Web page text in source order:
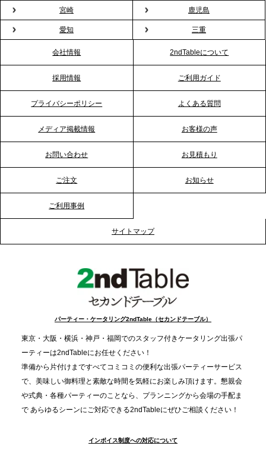
プレスリリースのご案内｜もう「義理チョコ」で悩
まない。職場のバレンタインをケータリングで“福利
厚生”化。採用にも効く新スタイルを提案
RKB毎日放送「RKB NEWS」で、2ndTable「恵方
巻きケータリング」が紹介されました
2026.1.20
ーションを活性化
2025.12.12
事提供を実施へ
TBS「Nスタ」で、2ndTable「1DISH」が紹介され
2025.11.21
プレスリリースのご案内｜忘年会は“移動時間ゼロ
分”の時代へ。法人注文が前年比5倍に伸びた「宅配
オードブル」が提案する、新しい乾杯文化
宮崎 鹿児島
愛知 三重
会社情報 2ndTableについて
採用情報 ご利用ガイド
プライバシーポリシー よくある質問
メディア掲載情報 お客様の声
お問い合わせ お見積もり
ご注文 お知らせ
ご利用事例
サイトマップ
パーティー・ケータリング2ndTable（セカンドテーブル）
東京・大阪・横浜・神戸・福岡でのスタッフ付きケータリング出張パ
ーティーは2ndTableにお任せください！
準備から片付けまですべてコミコミの便利な出張パーティーサービス
で、美味しい御料理と素敵な時間を気軽にお楽しみ頂けます。懇親会
や式典・各種パーティーのことなら、プランニングから会場の手配ま
で あらゆるシーンにご対応できる2ndTableにぜひご相談ください！
インボイス制度への対応について